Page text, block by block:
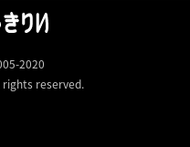
2020
rights reserved.